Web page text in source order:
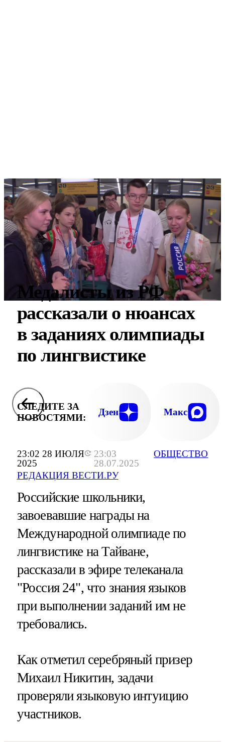
23:02 28 ИЮЛЯ
2025
23:03
28.07.2025
РЕДАКЦИЯ ВЕСТИ.РУ
ОБЩЕСТВО
Медалисты из РФ
рассказали о нюансах
в заданиях олимпиады
по лингвистике
СЛЕДИТЕ ЗА
НОВОСТЯМИ:
Дзен Макс
Российские школьники,
завоевавшие награды на
Международной олимпиаде по
лингвистике на Тайване,
рассказали в эфире телеканала
"Россия 24", что знания языков
при выполнении заданий им не
требовались.
Как отметил серебряный призер
Михаил Никитин, задачи
проверяли языковую интуицию
участников.